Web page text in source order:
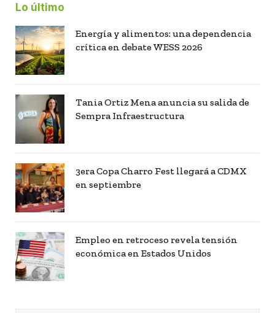
Lo último
Energía y alimentos: una dependencia
crítica en debate WESS 2026
Tania Ortiz Mena anuncia su salida de
Sempra Infraestructura
3era Copa Charro Fest llegará a CDMX
en septiembre
Empleo en retroceso revela tensión
económica en Estados Unidos